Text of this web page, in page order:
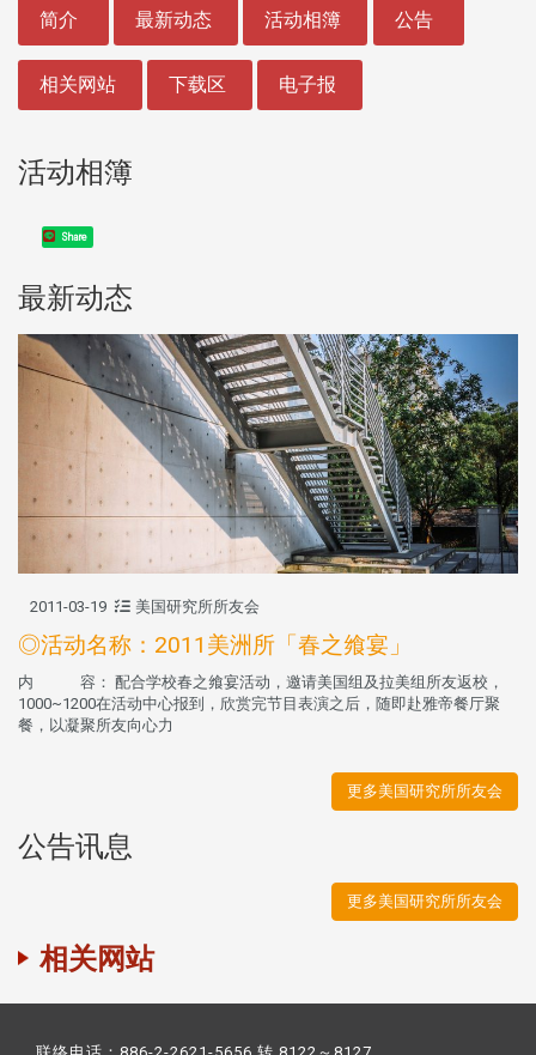
简介 最新动态 活动相簿 公告
相关网站 下载区 电子报
活动相簿
Share
最新动态
2011-03-19 美国研究所所友会
◎活动名称：2011美洲所「春之飨宴」
内 容： 配合学校春之飨宴活动，邀请美国组及拉美组所友返校，
1000~1200在活动中心报到，欣赏完节目表演之后，随即赴雅帝餐厅聚
餐，以凝聚所友向心力
更多美国研究所所友会
公告讯息
更多美国研究所所友会
相关网站